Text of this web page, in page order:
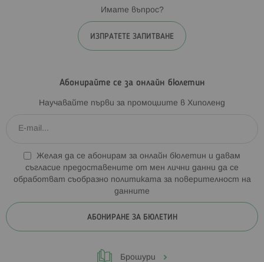
Имате въпрос?
ИЗПРАТЕТЕ ЗАПИТВАНЕ
Абонирайте се за онлайн бюлетин
Научавайте първи за промоциите в Хиполенд
Желая да се абонирам за онлайн бюлетин и давам
съгласие предоставените от мен лични данни да се
обработват съобразно политиката за поверителност на
данните
АБОНИРАНЕ ЗА БЮЛЕТИН
Брошури